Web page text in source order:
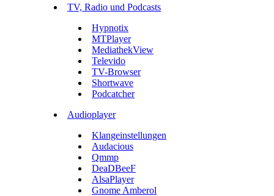
TV, Radio und Podcasts
Hypnotix
MTPlayer
MediathekView
Televido
TV-Browser
Shortwave
Podcatcher
Audioplayer
Klangeinstellungen
Audacious
Qmmp
DeaDBeeF
AlsaPlayer
Gnome Amberol